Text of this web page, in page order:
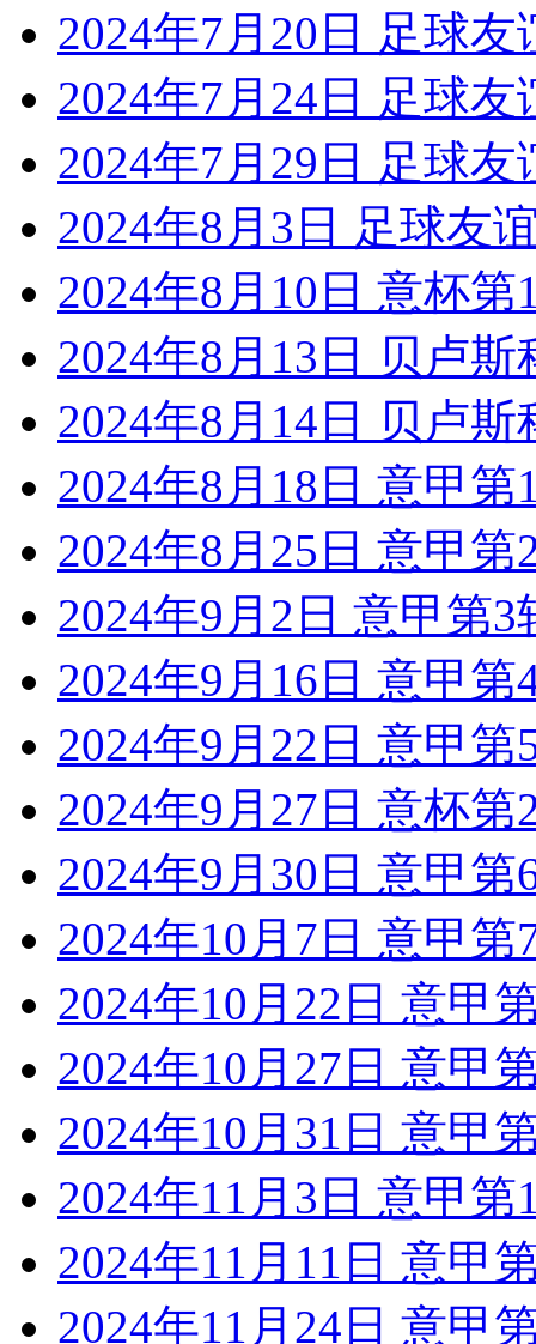
2024年7月20日 足球
2024年7月24日 足球
2024年7月29日 足球
2024年8月3日 足球友
2024年8月10日 意杯
2024年8月13日 贝卢
2024年8月14日 贝卢
2024年8月18日 意甲
2024年8月25日 意甲
2024年9月2日 意甲第
2024年9月16日 意甲
2024年9月22日 意甲
2024年9月27日 意杯
2024年9月30日 意甲
2024年10月7日 意甲
2024年10月22日 意甲
2024年10月27日 意甲
2024年10月31日 意甲
2024年11月3日 意甲
2024年11月11日 意甲
2024年11月24日 意甲